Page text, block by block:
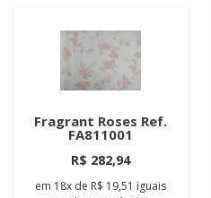
Fragrant Roses Ref.
FA811001
R$ 282,94
em 18x de R$ 19,51 iguais